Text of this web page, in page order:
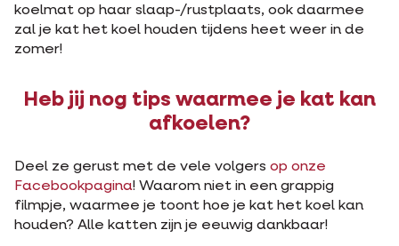
koelmat op haar slaap-/rustplaats, ook daarmee
zal je kat het koel houden tijdens heet weer in de
zomer!
Heb jij nog tips waarmee je kat kan
afkoelen?
Deel ze gerust met de vele volgers op onze
Facebookpagina! Waarom niet in een grappig
filmpje, waarmee je toont hoe je kat het koel kan
houden? Alle katten zijn je eeuwig dankbaar!